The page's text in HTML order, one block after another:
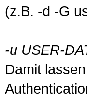
(z.B. -d -G
-u USER-
Damit